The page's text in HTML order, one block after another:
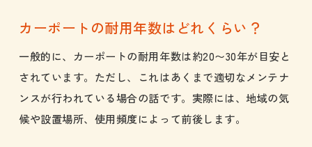
カーポートの耐用年数はどれくらい？
一般的に、カーポートの耐用年数は約20〜30年が目安と
されています。ただし、これはあくまで適切なメンテナ
ンスが行われている場合の話です。実際には、地域の気
候や設置場所、使用頻度によって前後します。